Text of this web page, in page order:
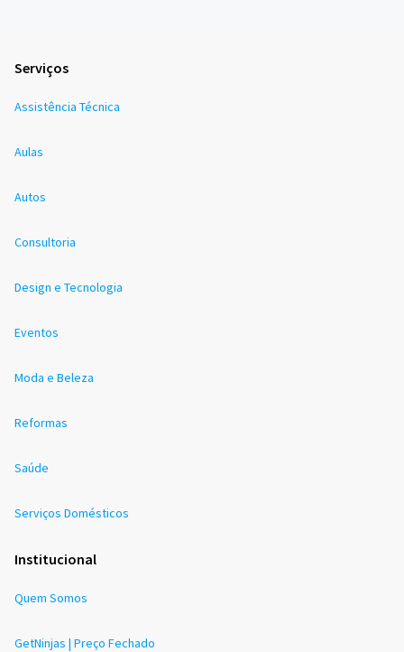
Serviços
Assistência Técnica
Aulas
Autos
Consultoria
Design e Tecnologia
Eventos
Moda e Beleza
Reformas
Saúde
Serviços Domésticos
Institucional
Quem Somos
GetNinjas | Preço Fechado